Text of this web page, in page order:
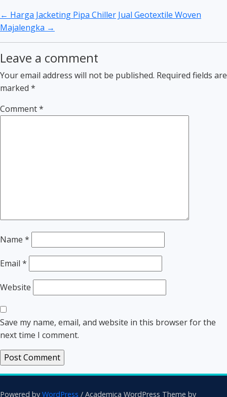
← Harga Jacketing Pipa Chiller Jual Geotextile Woven
Majalengka →
Leave a comment
Your email address will not be published. Required fields are
marked *
Comment*
Name *
Email *
Website
Save my name, email, and website in this browser for the
next time I comment.
Powered by WordPress / Academica WordPress Theme by